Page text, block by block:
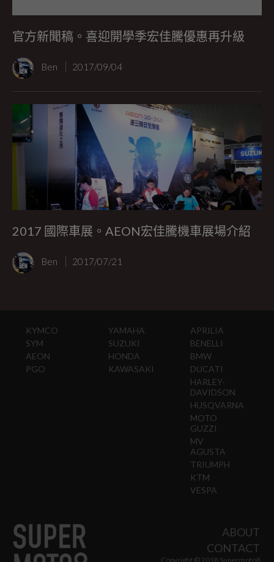
官方新聞稿。喜迎開學季宏佳騰優惠再升級
Ben 2017/09/04
2017 國際車展。AEON宏佳騰機車展場介紹
Ben 2017/07/21
KYMCO
SYM
AEON
PGO
YAMAHA
SUZUKI
HONDA
KAWASAKI
APRILIA
BENELLI
BMW
DUCATI
HARLEY-
DAVIDSON
HUSQVARNA
MOTO
GUZZI
MV
AGUSTA
TRIUMPH
KTM
VESPA
ABOUT
CONTACT
Copyright © 2018 Supermoto8